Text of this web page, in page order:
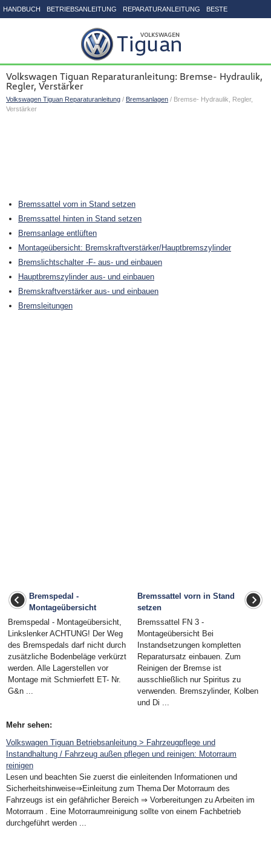
HANDBUCH BETRIEBSANLEITUNG REPARATURANLEITUNG BESTE
Volkswagen Tiguan Reparaturanleitung: Bremse- Hydraulik,
Regler, Verstärker
Volkswagen Tiguan Reparaturanleitung / Bremsanlagen / Bremse- Hydraulik, Regler,
Verstärker
Bremssattel vorn in Stand setzen
Bremssattel hinten in Stand setzen
Bremsanlage entlüften
Montageübersicht: Bremskraftverstärker/Hauptbremszylinder
Bremslichtschalter -F- aus- und einbauen
Hauptbremszylinder aus- und einbauen
Bremskraftverstärker aus- und einbauen
Bremsleitungen
Bremspedal -
Montageübersicht
Bremspedal - Montageübersicht,
Linkslenker ACHTUNG! Der Weg
des Bremspedals darf nicht durch
zusätzliche Bodenbeläge verkürzt
werden. Alle Lagerstellen vor
Montage mit Schmierfett ET- Nr.
G&n ...
Bremssattel vorn in Stand
setzen
Bremssattel FN 3 -
Montageübersicht Bei
Instandsetzungen kompletten
Reparatursatz einbauen. Zum
Reinigen der Bremse ist
ausschließlich nur Spiritus zu
verwenden. Bremszylinder, Kolben
und Di ...
Mehr sehen:
Volkswagen Tiguan Betriebsanleitung > Fahrzeugpflege und
Instandhaltung / Fahrzeug außen pflegen und reinigen: Motorraum
reinigen
Lesen und beachten Sie zuerst die einleitenden Informationen und
Sicherheitshinweise⇒Einleitung zum Thema Der Motorraum des
Fahrzeugs ist ein gefährlicher Bereich ⇒ Vorbereitungen zu Arbeiten im
Motorraum . Eine Motorraumreinigung sollte von einem Fachbetrieb
durchgeführt werden ...